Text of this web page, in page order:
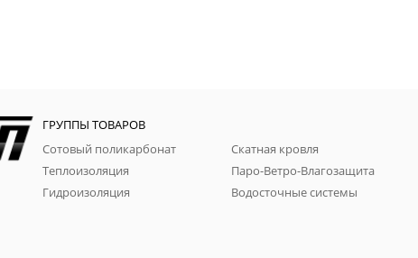
ГРУППЫ ТОВАРОВ
Сотовый поликарбонат
Скатная кровля
Теплоизоляция
Паро-Ветро-Влагозащита
Гидроизоляция
Водосточные системы